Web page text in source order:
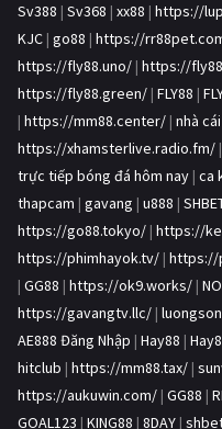
Sv388 | Sv368 | xx88 | https://
KJC | go88 | https://
https://fly88.uno/ | https://
https://fly88.green/ | FLY88 |
| https://mm88.center/ | nhà
https://xhamsterlive.radio.fm/ |
trực tiếp bóng đá hôm nay | ca
thapcam | gavang | u888 |
https://go88.tokyo/ | https://
https://phimhayok.tv/ | https://
| GG88 | https://ok9.works/ |
https://gavangtv.llc/ |
AE888 Đăng Nhập | Hay88 |
hitclub | https://mm88.tax/ |
https://aukuwin.com/ | GG88 |
GOAL123 | KING88 | 8DAY |